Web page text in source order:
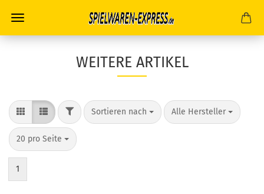
WEITERE ARTIKEL
FILTERSortieren nach
Sortieren nach Alle Hersteller
pro Seite
20 pro Seite
pro Seite
1